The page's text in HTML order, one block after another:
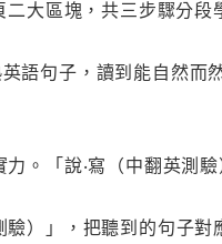
大區塊，共三步驟分段
語句子，讀到能自然
。「說‧寫（中翻英測
）」，把聽到的句子